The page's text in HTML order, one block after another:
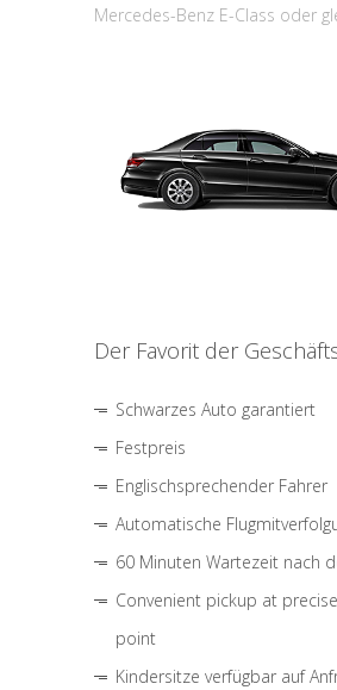
Mercedes-Benz E-Class oder
Der Favorit der
Schwarzes Auto garantiert
Festpreis
Englischsprechender Fahrer
Automatische
60 Minuten Wartezeit nach
Convenient pickup at
point
Kindersitze verfügbar auf